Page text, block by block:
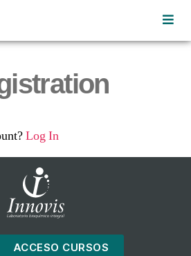
Log In
ACCESO CURSOS